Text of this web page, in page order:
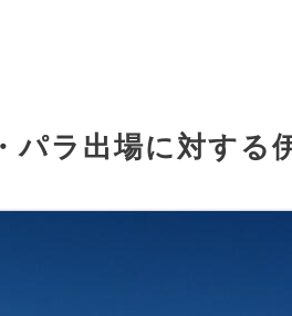
パラ出場に対する